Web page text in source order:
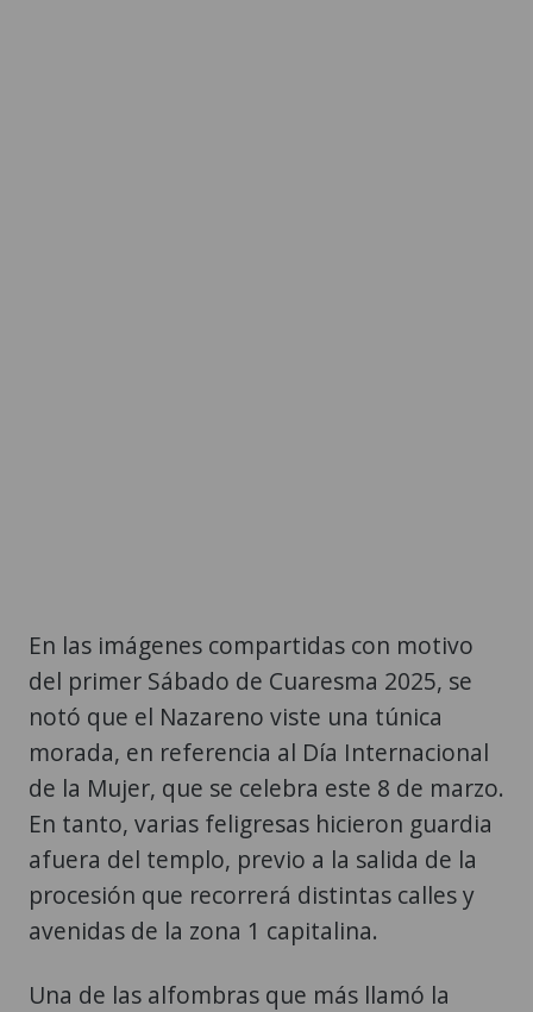
En las imágenes compartidas con motivo
del primer Sábado de Cuaresma 2025, se
notó que el Nazareno viste una túnica
morada, en referencia al Día Internacional
de la Mujer, que se celebra este 8 de marzo.
En tanto, varias feligresas hicieron guardia
afuera del templo, previo a la salida de la
procesión que recorrerá distintas calles y
avenidas de la zona 1 capitalina.
Una de las alfombras que más llamó la